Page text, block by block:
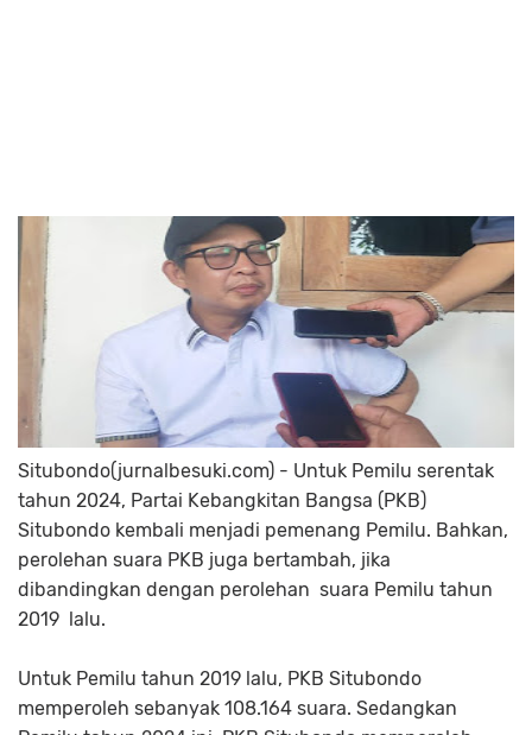
Situbondo(jurnalbesuki.com) - Untuk Pemilu serentak
tahun 2024, Partai Kebangkitan Bangsa (PKB)
Situbondo kembali menjadi pemenang Pemilu. Bahkan,
perolehan suara PKB juga bertambah, jika
dibandingkan dengan perolehan suara Pemilu tahun
2019 lalu.
Untuk Pemilu tahun 2019 lalu, PKB Situbondo
memperoleh sebanyak 108.164 suara. Sedangkan